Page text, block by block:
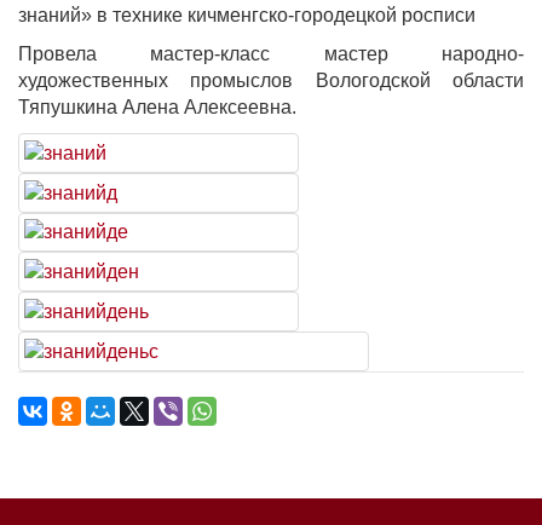
знаний» в технике кичменгско-городецкой росписи
Провела мастер-класс мастер народно-
художественных промыслов Вологодской области
Тяпушкина Алена Алексеевна.